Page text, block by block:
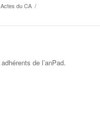
Actes du CA /
de l’anPad.